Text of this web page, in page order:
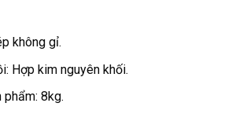
không gỉ.
Hợp kim nguyên khối.
8kg.